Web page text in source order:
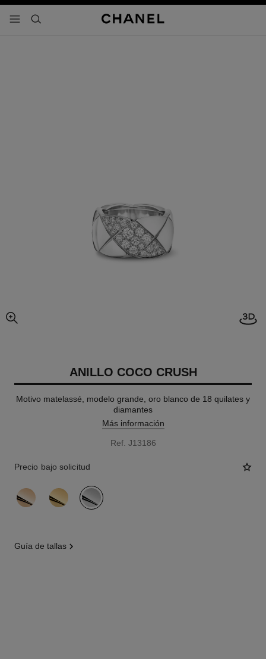
- navegación principal
buscar
imagen agrandada
ANILLO COCO CRUSH
Motivo matelassé, modelo grande, oro blanco de 18 quilates y
diamantes
Más información
Ref. J13186
Precio bajo solicitud
variante (3)
guía de tallas